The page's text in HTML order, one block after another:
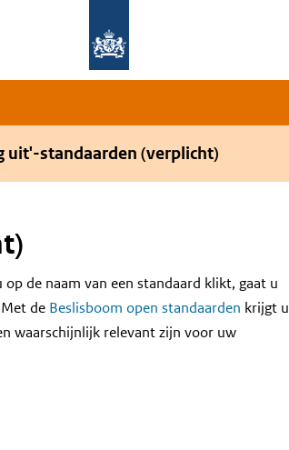
uit'-standaarden (verplicht)
op de naam van een standaard klikt, gaat u
de Beslisboom open standaarden krijgt u
waarschijnlijk relevant zijn voor uw